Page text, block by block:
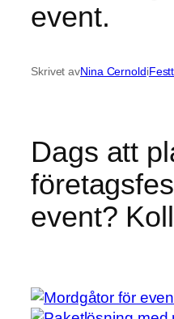
event.
Skrivet avNina Cernoldi
Dags att
event?